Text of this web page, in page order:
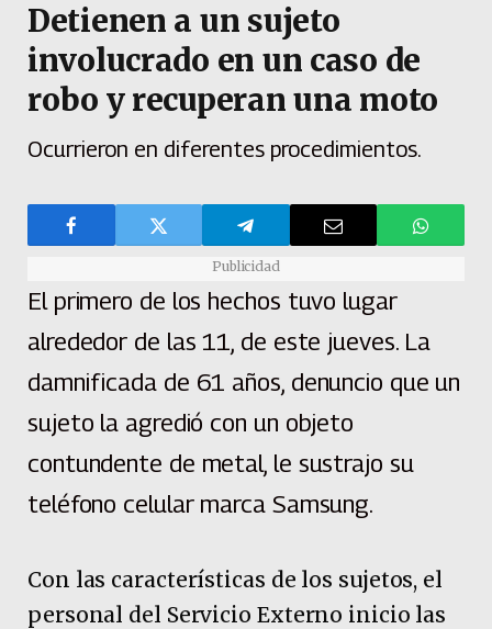
Detienen a un sujeto
involucrado en un caso de
robo y recuperan una moto
Ocurrieron en diferentes procedimientos.
Publicidad
El primero de los hechos tuvo lugar
alrededor de las 11, de este jueves. La
damnificada de 61 años, denuncio que un
sujeto la agredió con un objeto
contundente de metal, le sustrajo su
teléfono celular marca Samsung.
Con las características de los sujetos, el
personal del Servicio Externo inicio las